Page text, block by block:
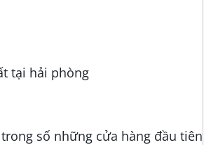
số những cửa hàng đầu tiên